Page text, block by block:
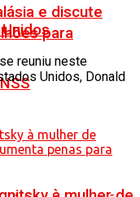
para
e discute
reuniu neste
Unidos, Donald